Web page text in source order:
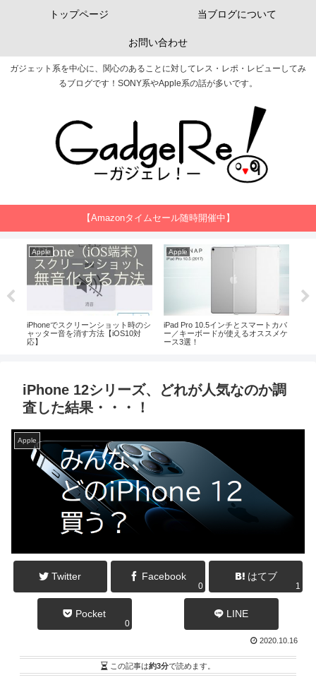
ガジェット系を中心に、関心のあることに対してレス・レポ・レビューしてみ
るブログです！SONY系やApple系の話が多いです。
トップページ 当ブログについて
お問い合わせ
【Amazonタイムセール随時開催中】
ートカバ
ススメケ
SONY
Xperia XZ4にパープルカラー登場す
る！？かもって話【噂・リーク】
SONY
新型Xperiaが発表？SONYから
IFA2016ティザー画像を公開され
る。
iPhone 12シリーズ、どれが人気なのか調
査した結果・・・！
Apple
Twitter Facebook
0
はてブ
1
Pocket
0
LINE
2020.10.16
この記事は約3分で読めます。